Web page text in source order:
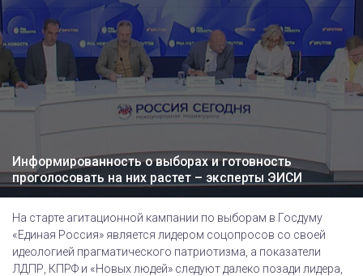
Информированность о выборах и готовность
проголосовать на них растет – эксперты ЭИСИ
На старте агитационной кампании по выборам в Госдуму
«Единая Россия» является лидером соцопросов со своей
идеологией прагматического патриотизма, а показатели
ЛДПР, КПРФ и «Новых людей» следуют далеко позади лидера,